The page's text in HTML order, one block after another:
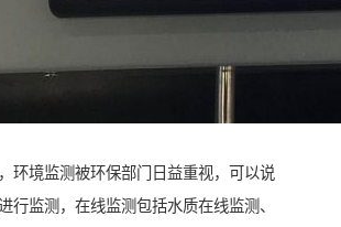
环境监测被环保部门日益重视，可以说
行监测，在线监测包括水质在线监测、